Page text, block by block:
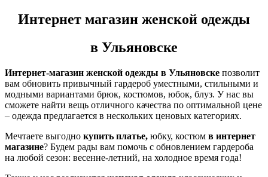
Интернет магазин женской одежды
в Ульяновске
Интернет-магазин женской одежды в Ульяновске позволит
вам обновить привычный гардероб уместными, стильными и
модными вариантами брюк, костюмов, юбок, блуз. У нас вы
сможете найти вещь отличного качества по оптимальной цене
– одежда предлагается в нескольких ценовых категориях.
Мечтаете выгодно купить платье, юбку, костюм в интернет
магазине? Будем рады вам помочь с обновлением гардероба
на любой сезон: весенне-летний, на холодное время года!